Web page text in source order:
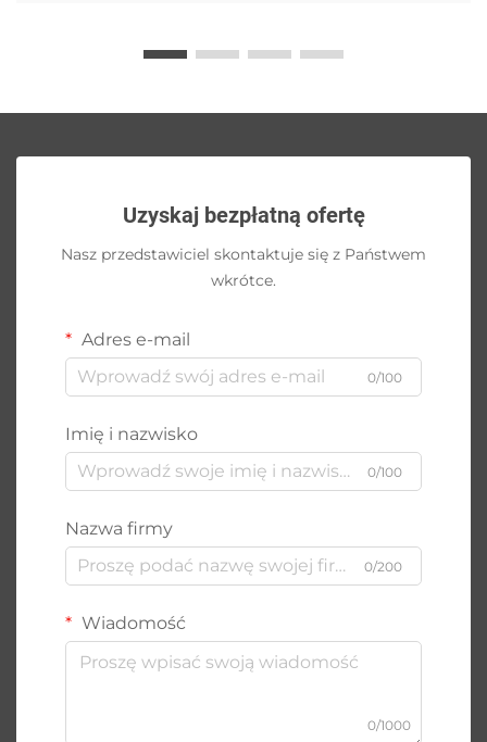
Uzyskaj bezpłatną ofertę
Nasz przedstawiciel skontaktuje się z Państwem
wkrótce.
Adres e-mail
0/100
Imię i nazwisko
0/100
Nazwa firmy
0/200
Wiadomość
0/1000